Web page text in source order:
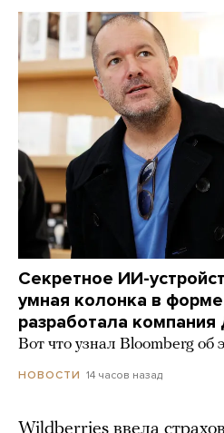
Секретное ИИ-
умная колонка в
разработала
Вот что узнал Bloomberg об
НОВОСТИ 14 часов назад
Wildberries ввела